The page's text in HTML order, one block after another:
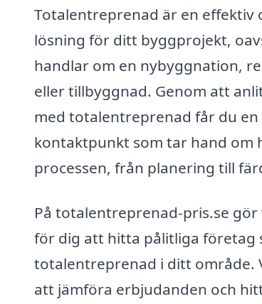
Totalentreprenad är en effektiv
lösning för ditt byggprojekt,
handlar om en nybyggnation,
eller tillbyggnad. Genom att
med totalentreprenad får du en
kontaktpunkt som tar hand om
processen, från planering till
På totalentreprenad-pris.se gör
för dig att hitta pålitliga företag
totalentreprenad i ditt område.
att jämföra erbjudanden och